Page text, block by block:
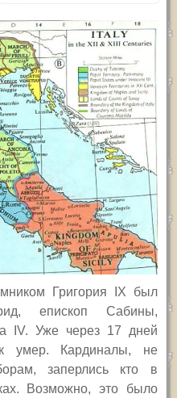
Григория IX был
епископ Сабины,
IV. Уже через 17 дней
умер.
Кардиналы, не
заперлись кто в
Возможно, это было